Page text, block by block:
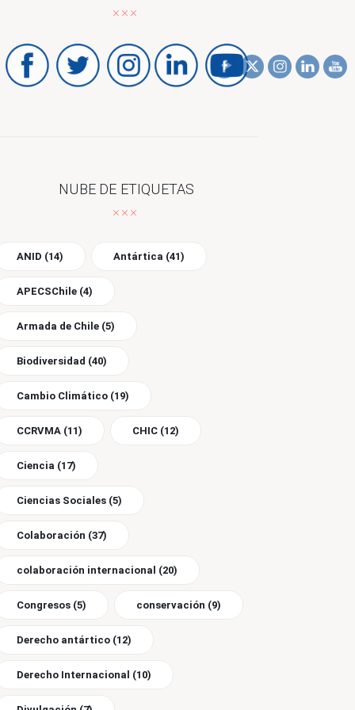
NUBE DE ETIQUETAS
ANID (14) Antártica (41)
APECSChile (4)
Armada de Chile (5)
Biodiversidad (40)
Cambio Climático (19)
CCRVMA (11) CHIC (12)
Ciencia (17)
Ciencias Sociales (5)
Colaboración (37)
colaboración internacional (20)
Congresos (5) conservación (9)
Derecho antártico (12)
Derecho Internacional (10)